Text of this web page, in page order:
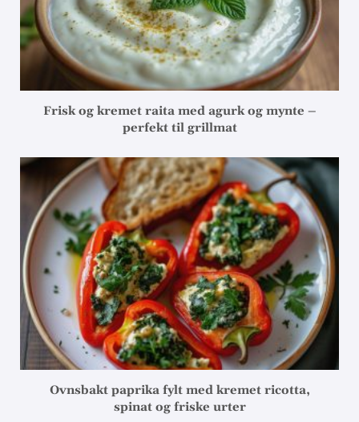
Frisk og kremet raita med agurk og mynte –
perfekt til grillmat
Ovnsbakt paprika fylt med kremet ricotta,
spinat og friske urter